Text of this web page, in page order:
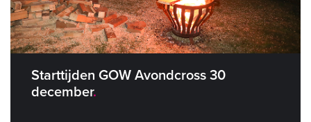
Starttijden GOW Avondcross 30
december